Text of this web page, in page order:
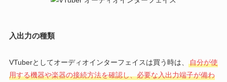
入出力の種類
VTuberとしてオーディオインターフェイスは買う時は、
自分が使
用する機器や楽器の接続方法を確認し、必要な入出力端子が備わ